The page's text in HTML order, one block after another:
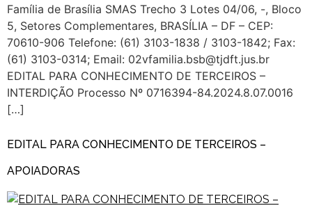
Família de Brasília SMAS Trecho 3 Lotes 04/06, -, Bloco
5, Setores Complementares, BRASÍLIA – DF – CEP:
70610-906 Telefone: (61) 3103-1838 / 3103-1842; Fax:
(61) 3103-0314; Email: 02vfamilia.bsb@tjdft.jus.br
EDITAL PARA CONHECIMENTO DE TERCEIROS –
INTERDIÇÃO Processo Nº 0716394-84.2024.8.07.0016
[…]
EDITAL PARA CONHECIMENTO DE TERCEIROS –
APOIADORAS